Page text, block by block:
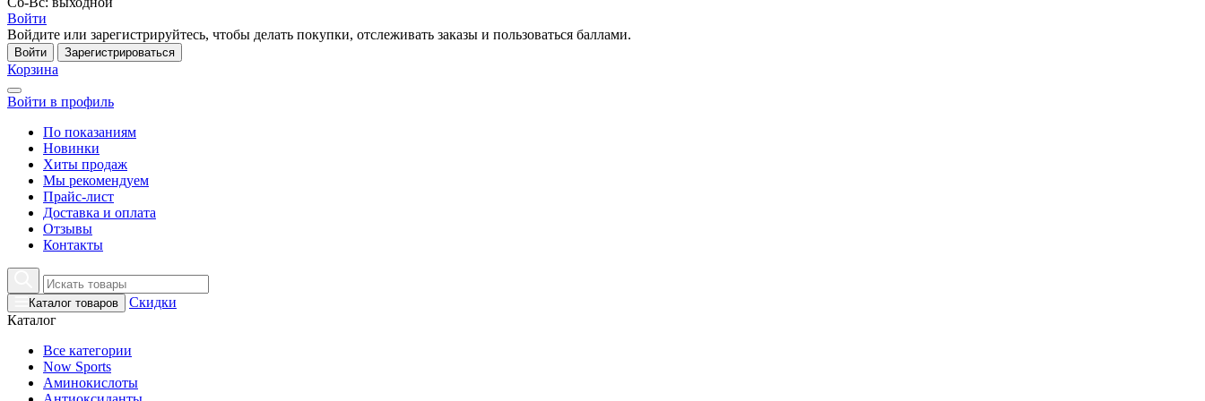
Войти
Войдите или зарегистрируйтесь, чтобы делать покупки, отслеживать заказы и пользоваться баллами.
Войти Зарегистрироваться
Корзина
Войти в профиль
По показаниям
Новинки
Хиты продаж
Мы рекомендуем
Прайс-лист
Доставка и оплата
Отзывы
Контакты
Каталог товаров
Скидки
Каталог
Все категории
Now Sports
Аминокислоты